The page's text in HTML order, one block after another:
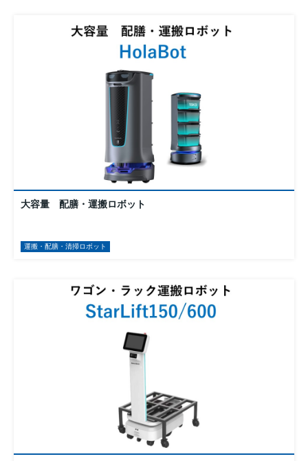
大容量 配膳・運搬ロボット
運搬・配膳・清掃ロボット